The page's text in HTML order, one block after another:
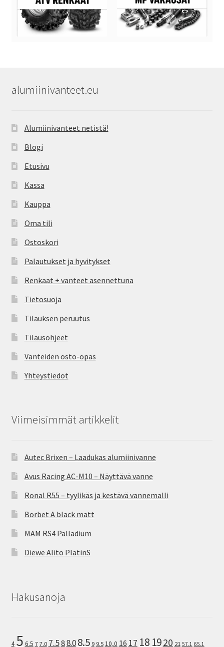
alumiinivanteet.eu
Alumiinivanteet netistä!
Blogi
Etusivu
Kassa
Kauppa
Oma tili
Ostoskori
Palautukset ja hyvitykset
Renkaat + vanteet asennettuna
Tietosuoja
Tilauksen peruutus
Tilausohjeet
Vanteiden osto-opas
Yhteystiedot
Viimeisimmät artikkelit
Autec Brixen – Laadukas alumiinivanne
Avus Racing AC-M10 – Näyttävä vanne
Ronal R55 – tyylikäs ja kestävä vannemalli
Borbet A black matt
MAM RS4 Palladium
Diewe Alito PlatinS
Hakusanoja
4 5 6.5 7 7.0 7.588.08.5 9 9.5 10,0 16 17 18 1920 21 57.1 65.1